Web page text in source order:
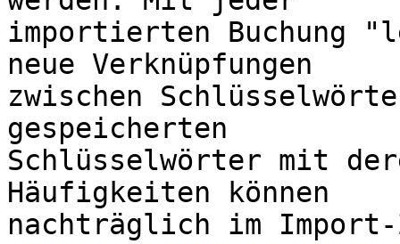
importierten Buchung
neue Verknüpfungen
zwischen
gespeicherten
Schlüsselwörter mit
Häufigkeiten können
nachträglich im Import-